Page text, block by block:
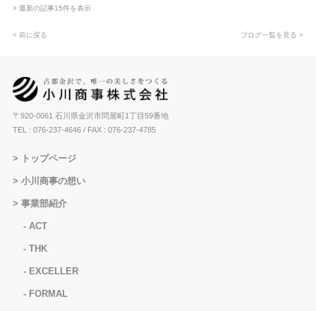
> 最新の記事15件を表示
< 前に戻る ブログ一覧を見る >
〒920-0061 石川県金沢市問屋町1丁目59番地
TEL : 076-237-4646/ FAX : 076-237-4785
トップページ
小川商事の想い
事業部紹介
ACT
THK
EXCELLER
FORMAL